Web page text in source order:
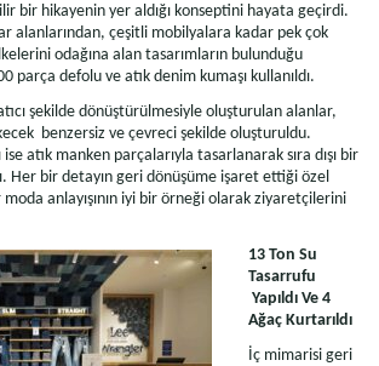
bir hikayenin yer aldığı konseptini hayata geçirdi.
alanlarından, çeşitli mobilyalara kadar pek çok
odağına alan tasarımların bulunduğu
parça defolu ve atık denim kumaşı kullanıldı.
şekilde dönüştürülmesiyle oluşturulan alanlar,
benzersiz ve çevreci şekilde oluşturuldu.
atık manken parçalarıyla tasarlanarak sıra dışı bir
Her bir detayın geri dönüşüme işaret ettiği özel
anlayışının iyi bir örneği olarak ziyaretçilerini
13 Ton Su
Tasarrufu
Yapıldı Ve 4
Ağaç Kurtarıldı
İç mimarisi geri